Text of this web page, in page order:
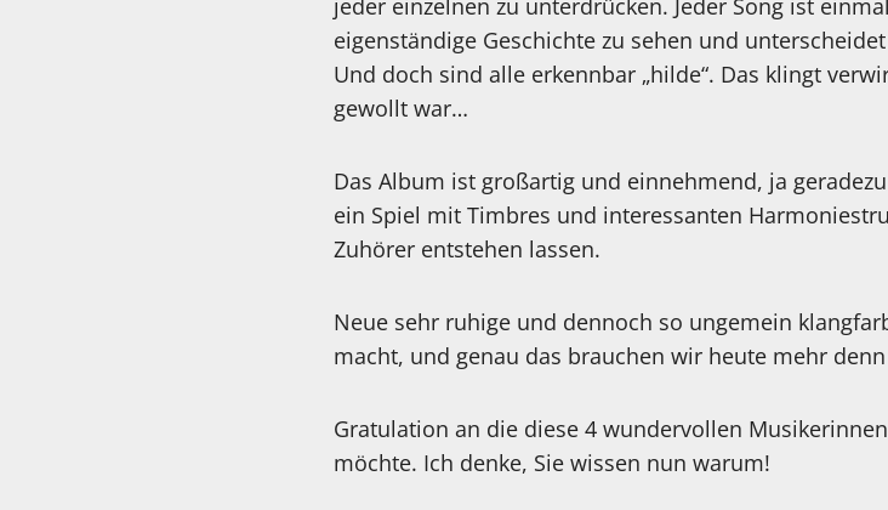
jeder einzelnen zu unterdrücken. Jeder Song ist
eigenständige Geschichte zu sehen und
Und doch sind alle erkennbar „hilde“. Das klingt
gewollt war…
Das Album ist großartig und einnehmend, ja
ein Spiel mit Timbres und interessanten
Zuhörer entstehen lassen.
Neue sehr ruhige und dennoch so ungemein
macht, und genau das brauchen wir heute mehr
Gratulation an die diese 4 wundervollen
möchte. Ich denke, Sie wissen nun warum!